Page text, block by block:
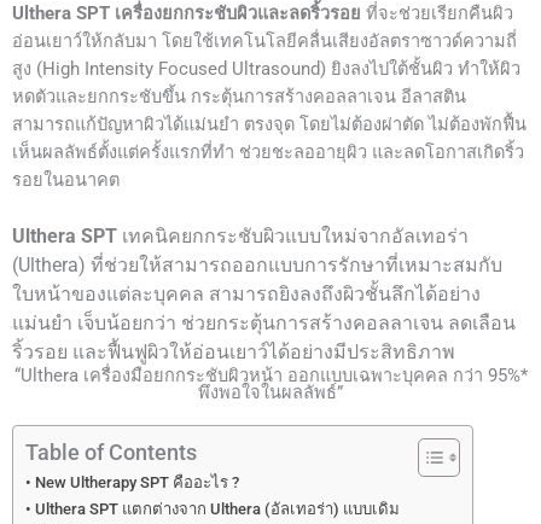
Ulthera SPT เครื่องยกกระชับผิวและลดริ้วรอย ที่จะช่วยเรียกคืนผิว
อ่อนเยาว์ให้กลับมา โดยใช้เทคโนโลยีคลื่นเสียงอัลตราซาวด์ความถี่
สูง (High Intensity Focused Ultrasound) ยิงลงไปใต้ชั้นผิว ทำให้ผิว
หดตัวและยกกระชับขึ้น กระตุ้นการสร้างคอลลาเจน อีลาสติน
สามารถแก้ปัญหาผิวได้แม่นยำ ตรงจุด โดยไม่ต้องผ่าตัด ไม่ต้องพักฟื้น
เห็นผลลัพธ์ตั้งแต่ครั้งแรกที่ทำ ช่วยชะลออายุผิว และลดโอกาสเกิดริ้ว
รอยในอนาคต
Ulthera SPT เทคนิคยกกระชับผิวแบบใหม่จากอัลเทอร่า
(Ulthera) ที่ช่วยให้สามารถออกแบบการรักษาที่เหมาะสมกับ
ใบหน้าของแต่ละบุคคล สามารถยิงลงถึงผิวชั้นลึกได้อย่าง
แม่นยำ เจ็บน้อยกว่า ช่วยกระตุ้นการสร้างคอลลาเจน ลดเลือน
ริ้วรอย และฟื้นฟูผิวให้อ่อนเยาว์ได้อย่างมีประสิทธิภาพ
“Ulthera เครื่องมือยกกระชับผิวหน้า ออกแบบเฉพาะบุคคล กว่า 95%*
พึงพอใจในผลลัพธ์”
Table of Contents
New Ultherapy SPT คืออะไร ?
Ulthera SPT แตกต่างจาก Ulthera (อัลเทอร่า) แบบเดิม